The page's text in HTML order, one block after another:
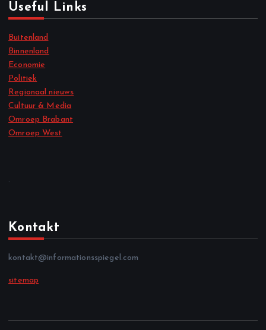
Useful Links
Buitenland
Binnenland
Economie
Politiek
Regionaal nieuws
Cultuur & Media
Omroep Brabant
Omroep West
.
Kontakt
kontakt@informationsspiegel.com
sitemap